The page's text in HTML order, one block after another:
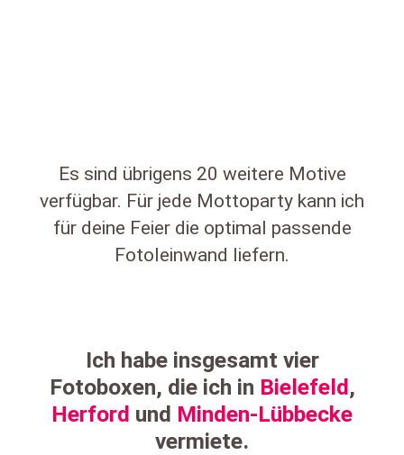
Es sind übrigens 20 weitere Motive
verfügbar. Für jede Mottoparty kann ich
für deine Feier die optimal passende
Fotoleinwand liefern.
Ich habe insgesamt vier
Fotoboxen, die ich in Bielefeld,
Herford und Minden-Lübbecke
vermiete.